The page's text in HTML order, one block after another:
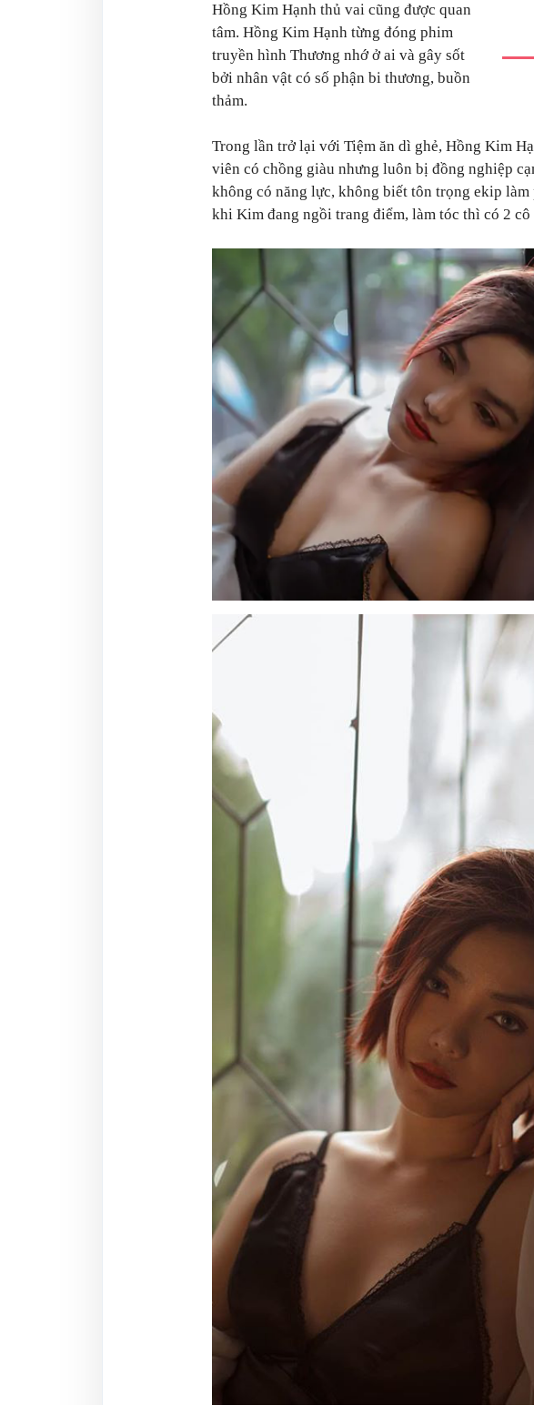
Hồng Kim Hạnh thủ vai cũng được quan
tâm. Hồng Kim Hạnh từng đóng phim
truyền hình Thương nhớ ở ai và gây sốt
bởi nhân vật có số phận bi thương, buồn
thảm.
Trong lần trở lại với Tiệm ăn dì ghẻ, Hồng Kim
viên có chồng giàu nhưng luôn bị đồng nghiệp
không có năng lực, không biết tôn trọng ekip
khi Kim đang ngồi trang điểm, làm tóc thì có 2